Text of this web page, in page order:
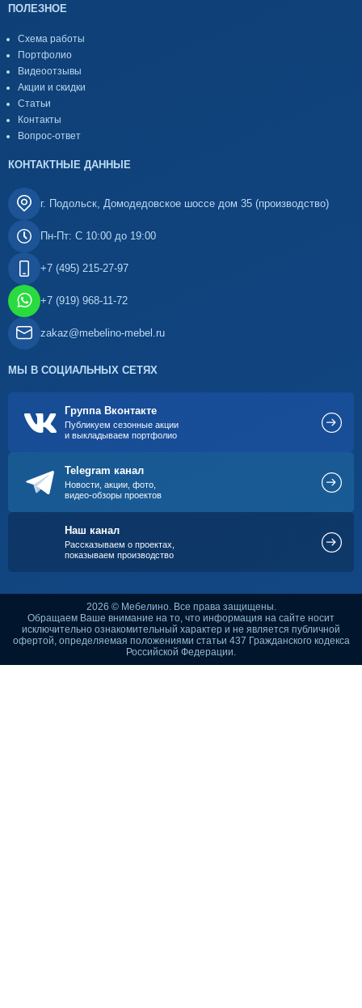
ПОЛЕЗНОЕ
Схема работы
Портфолио
Видеоотзывы
Акции и скидки
Статьи
Контакты
Вопрос-ответ
КОНТАКТНЫЕ ДАННЫЕ
г. Подольск, Домодедовское шоссе дом 35 (производство)
Пн-Пт: С 10:00 до 19:00
+7 (495) 215-27-97
+7 (919) 968-11-72
zakaz@mebelino-mebel.ru
МЫ В СОЦИАЛЬНЫХ СЕТЯХ
Группа Вконтакте
Публикуем сезонные акции
и выкладываем портфолио
Telegram канал
Новости, акции, фото,
видео-обзоры проектов
Наш канал
Рассказываем о проектах,
показываем производство
2026 © Мебелино. Все права защищены.
Обращаем Ваше внимание на то, что информация на сайте носит
исключительно ознакомительный характер и не является публичной
офертой, определяемая положениями статьи 437 Гражданского кодекса
Российской Федерации.